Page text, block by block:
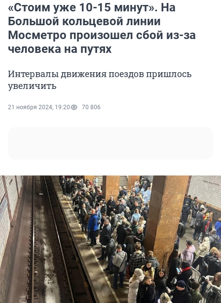
«Стоим уже 10-15 минут». На
Большой кольцевой линии
Мосметро произошел сбой из-за
человека на путях
Интервалы движения поездов пришлось
увеличить
21 ноября 2024, 19:20 70 806